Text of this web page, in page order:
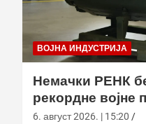
ВОЈНА ИНДУСТРИЈА
Немачки РЕНК
рекордне војне
2026. години
6. август 2026. | 15:20